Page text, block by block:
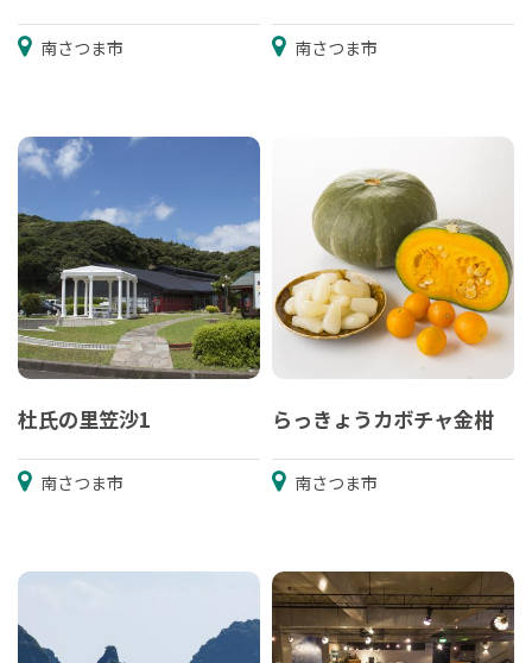
南さつま市 南さつま市
杜氏の里笠沙1
南さつま市
らっきょうカボチャ金柑
南さつま市